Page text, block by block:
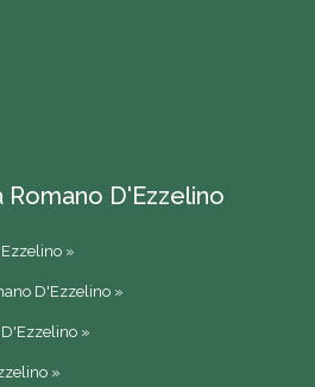
D'Ezzelino
»
D'Ezzelino »
»
»